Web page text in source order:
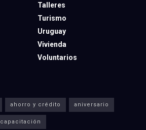
Talleres
Turismo
Uruguay
Vivienda
Voluntarios
ahorro y crédito aniversario
capacitación